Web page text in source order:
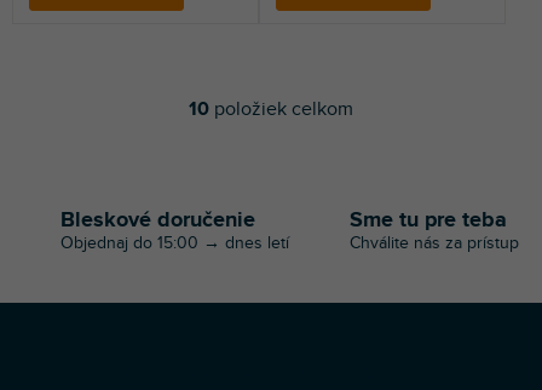
O
a
c
e
10 položiek celkom
Bleskové doručenie
Objednaj do 15:00 → dnes letí
Sme tu pre teba
Chválite nás za prístup